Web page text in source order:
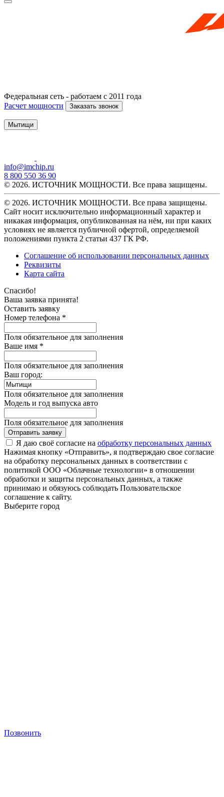
Федеральная сеть - работаем с 2011 года
Расчет мощности
Заказать звонок
Мытищи
info@imchip.ru
8 800 550 36 90
© 2026. ИСТОЧНИК МОЩНОСТИ. Все права защищены.
© 2026. ИСТОЧНИК МОЩНОСТИ. Все права защищены.
Сайт носит исключительно информационный характер и
никакая информация, опубликованная на нём, ни при каких
условиях не является публичной офертой, определяемой
положениями пункта 2 статьи 437 ГК РФ.
Соглашение об использовании персональных данных
Реквизиты
Карта сайта
Спасибо!
Ваша заявка принята!
Оставить заявку
Номер телефона *
Поля обязательное для заполнения
Ваше имя *
Поля обязательное для заполнения
Ваш город:
Поля обязательное для заполнения
Модель и год выпуска авто
Поля обязательное для заполнения
Отправить заявку
Я даю своё согласие на обработку персональных данных
Нажимая кнопку «Отправить», я подтверждаю свое согласие
на обработку персональных данных в соответствии с
политикой ООО «Облачные технологии» в отношении
обработки и защиты персональных данных, а также
принимаю и обязуюсь соблюдать Пользовательское
соглашение к сайту.
Выберите город
Позвонить